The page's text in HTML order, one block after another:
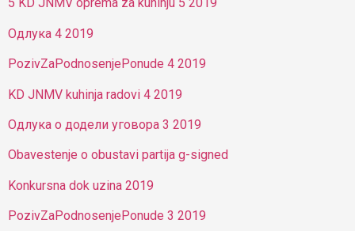
5 KD JNMV oprema za kuhinju 5 2019
Одлука 4 2019
PozivZaPodnosenjePonude 4 2019
KD JNMV kuhinja radovi 4 2019
Одлука о додели уговора 3 2019
Obavestenje o obustavi partija g-signed
Konkursna dok uzina 2019
PozivZaPodnosenjePonude 3 2019